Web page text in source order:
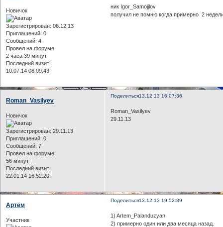
Новичок
Зарегистрирован: 06.12.13
Приглашений: 0
Сообщений: 4
Провел на форуме:
2 часа 39 минут
Последний визит:
10.07.14 08:09:43
ник Igor_Samojjlov
получил не помню когда,примерно 2
Поделиться13.12.13 16:07:36
Roman_Vasilyev
Новичок
Зарегистрирован: 29.11.13
Приглашений: 0
Сообщений: 7
Провел на форуме:
56 минут
Последний визит:
22.01.14 16:52:20
Roman_Vasilyev
29.11.13
Поделиться13.12.13 19:52:39
Артём
Участник
1) Artem_Palanduzyan
2) примерно один или два месяца назад.